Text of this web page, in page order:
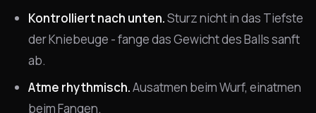
Kontrolliert nach unten.Sturz nicht in das Tiefste
der Kniebeuge - fange das Gewicht des Balls sanft
ab.
Atme rhythmisch.Ausatmen beim Wurf, einatmen
beim Fangen.